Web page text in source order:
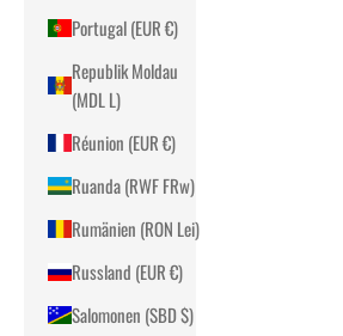
Portugal (EUR €)
Republik Moldau
(MDL L)
Réunion (EUR €)
Ruanda (RWF FRw)
Rumänien (RON Lei)
Russland (EUR €)
Salomonen (SBD $)